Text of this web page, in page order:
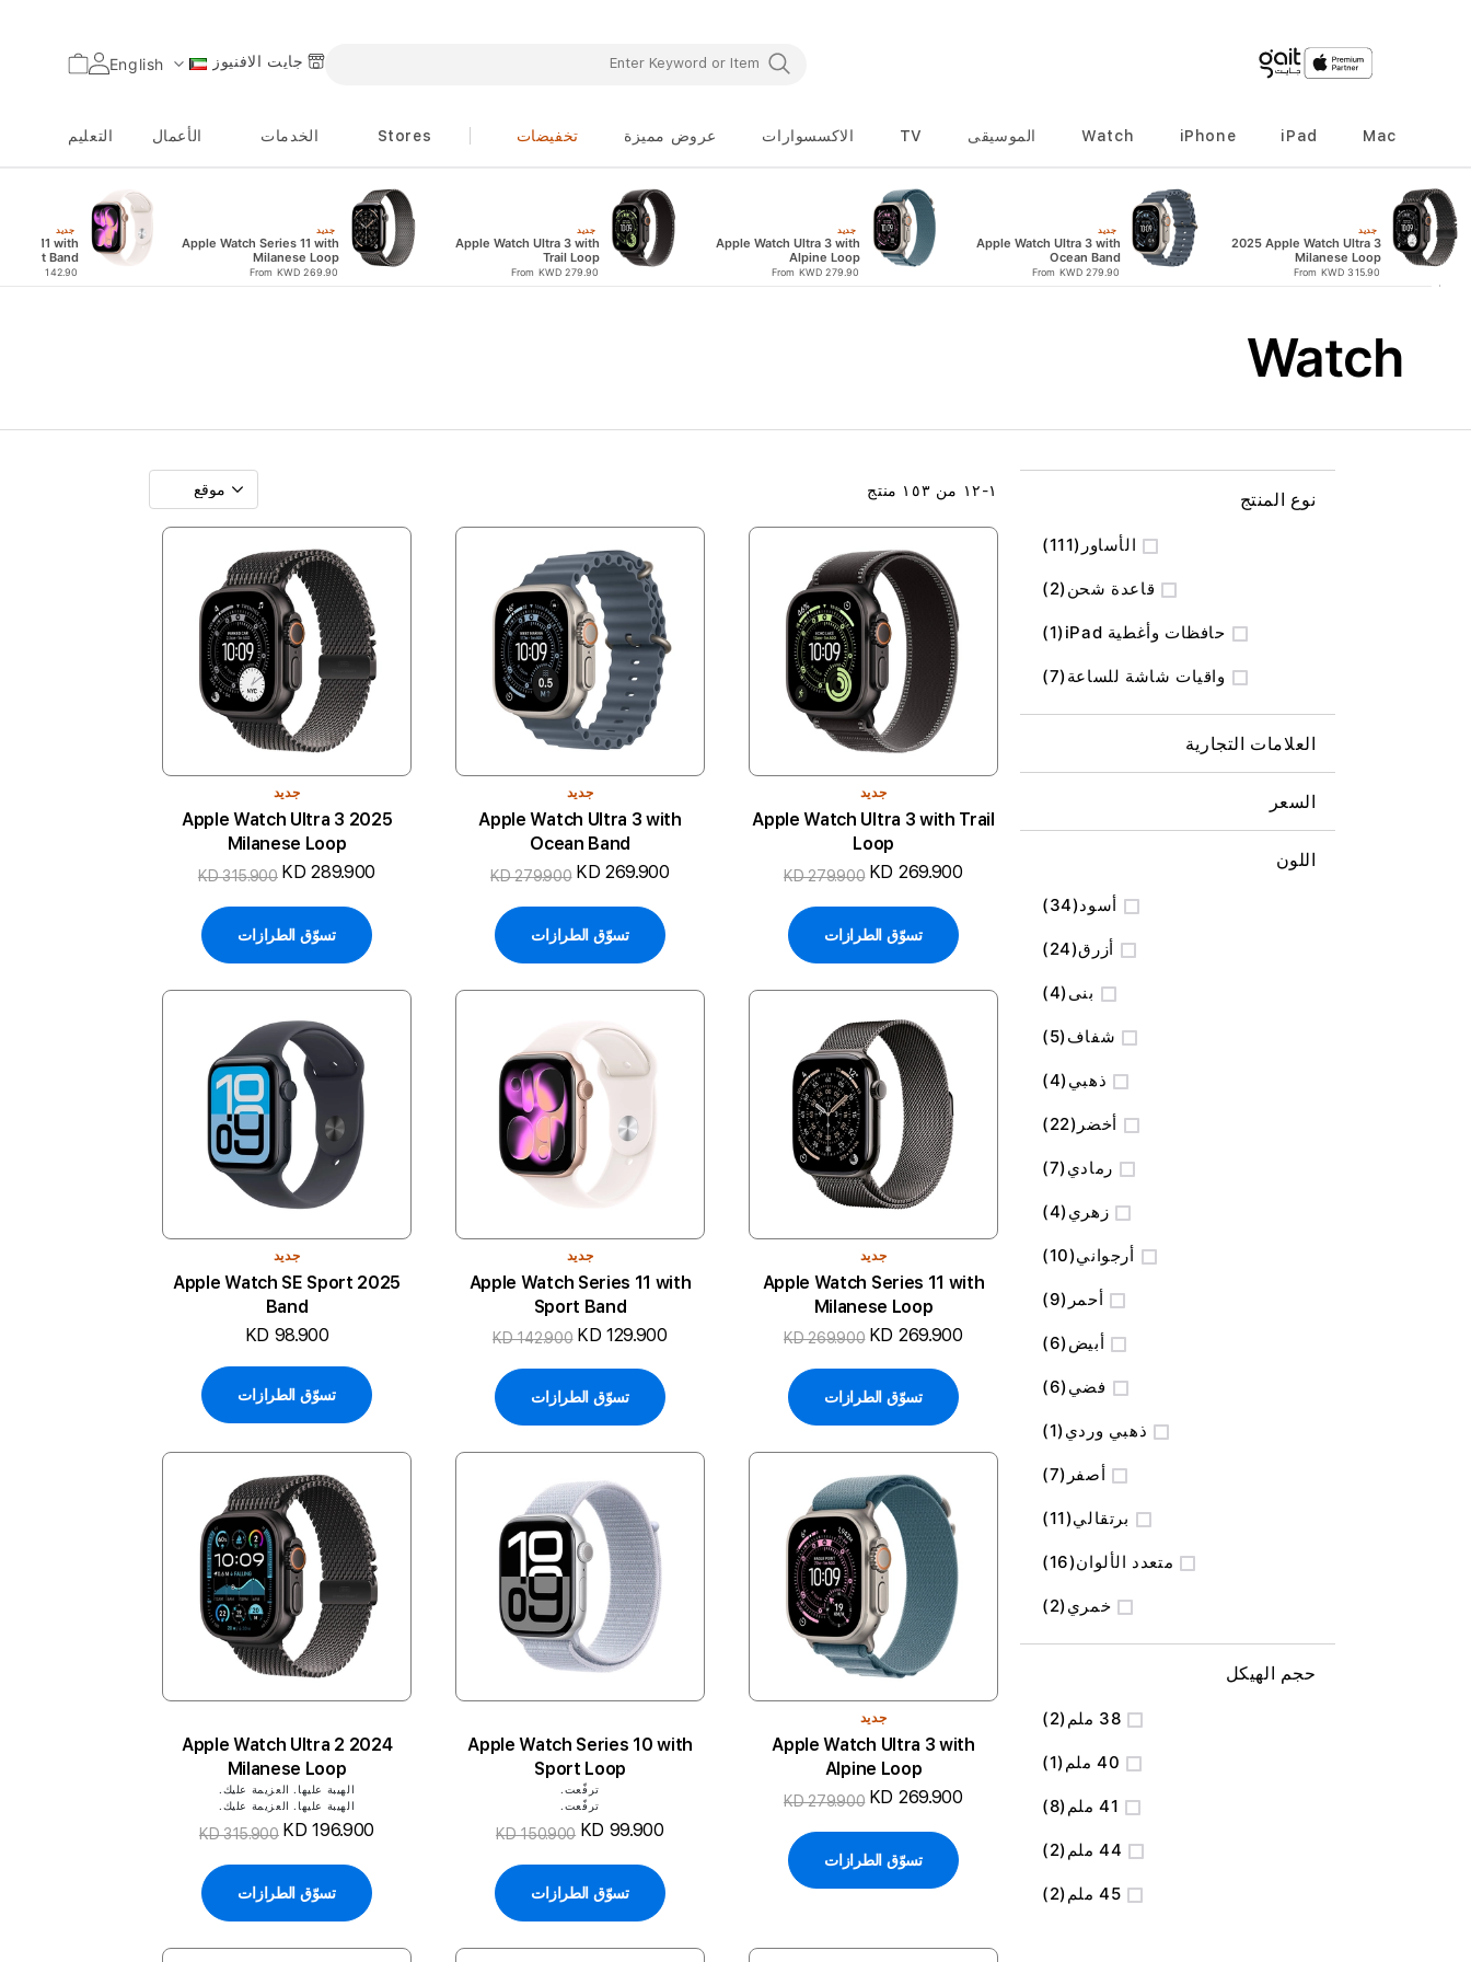
اللغة English جايت الافنيوز السلة
Mac
iPad
iPhone
Watch الموسيقى TV الاكسسوارات عروض مميزة تخفيضات Stores الخدمات الأعمال التعليم
جديد
2025 Apple Watch Ultra 3
Milanese Loop
From KWD 315.90
جديد
Apple Watch Ultra 3 with
Ocean Band
From KWD 279.90
جديد
Apple Watch Ultra 3 with
Alpine Loop
From KWD 279.90
جديد
Apple Watch Ultra 3 with
Trail Loop
From KWD 279.90
جديد
Apple Watch Series 11 with
Milanese Loop
From KWD 269.90
جديد
11 with
Sport Band
KWD 142.90
Watch
١-١٢ من ١٥٣ منتج
جديد
Apple Watch Ultra 3 with Trail
Loop
KD 269.900
KD 279.900
تسوّق الطرازات
جديد
Apple Watch Ultra 3 with
Ocean Band
KD 269.900
KD 279.900
تسوّق الطرازات
جديد
2025 Apple Watch Ultra 3
Milanese Loop
KD 289.900
KD 315.900
تسوّق الطرازات
جديد
Apple Watch Series 11 with
Milanese Loop
KD 269.900
KD 269.900
تسوّق الطرازات
جديد
Apple Watch Series 11 with
Sport Band
KD 129.900
KD 142.900
تسوّق الطرازات
جديد
2025 Apple Watch SE Sport
Band
KD 98.900
تسوّق الطرازات
جديد
Apple Watch Ultra 3 with
Alpine Loop
KD 269.900
KD 279.900
تسوّق الطرازات
Apple Watch Series 10 with
Sport Loop
ترفّعت.
ترفّعت.
KD 99.900
KD 150.900
تسوّق الطرازات
2024 Apple Watch Ultra 2
Milanese Loop
الهيبة عليها. العزيمة عليك.
الهيبة عليها. العزيمة عليك.
KD 196.900
KD 315.900
تسوّق الطرازات
نوع المنتج
الأساور 111
المنتج
قاعدة شحن 2
المنتج
حافظات وأغطية iPad 1
منتج
واقيات شاشة للساعة 7
المنتج
العلامات التجارية
السعر
اللون
أسود 34
المنتج
أزرق 24
المنتج
بنى 4
المنتج
شفاف 5
المنتج
ذهبي 4
المنتج
أخضر 22
المنتج
رمادي 7
المنتج
زهري 4
المنتج
أرجواني 10
المنتج
أحمر 9
المنتج
أبيض 6
المنتج
فضي 6
المنتج
ذهبي وردي 1
منتج
أصفر 7
المنتج
برتقالي 11
المنتج
متعدد الألوان 16
المنتج
خمري 2
المنتج
حجم الهيكل
38 ملم 2
المنتج
40 ملم 1
منتج
41 ملم 8
المنتج
44 ملم 2
المنتج
45 ملم 2
المنتج